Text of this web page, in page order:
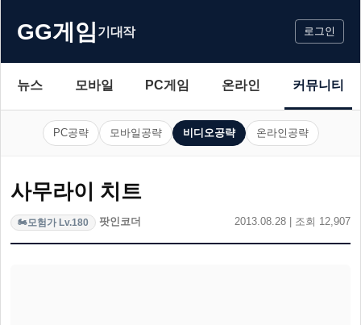
GG게임 기대작 로그인
뉴스 모바일 PC게임 온라인 커뮤니티
PC공략 모바일공략 비디오공략 온라인공략
사무라이 치트
🏍️모험가 Lv.180 팟인코더 2013.08.28 | 조회 12,907